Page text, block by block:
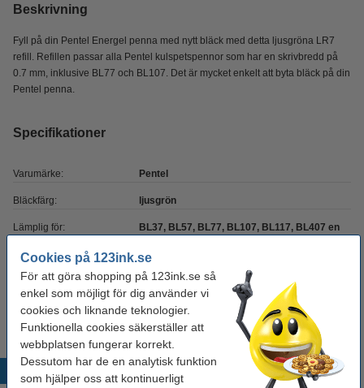
Cookies på 123ink.se
För att göra shopping på 123ink.se så
enkel som möjligt för dig använder vi
cookies och liknande teknologier.
Funktionella cookies säkerställer att
webbplatsen fungerar korrekt.
Dessutom har de en analytisk funktion
som hjälper oss att kontinuerligt
Beskrivning
Fyll på din Pentel Energel penna med nytt bläck med detta ljusgröna LR7
refill. Refillen passar alla Pentel kulspetspennor som har en skrivbredd på
0.7 mm, inklusive BL77 och BL107. Det är mycket enkelt att byta bläck på din
Pentel penna.
Specifikationer
Varumärke: Pentel
Bläckfärg: ljusgrön
Lämplig för:
BL37, BL57, BL77, BL107, BL117, BL407 en
Antal: 1 st
Vårt artikelnr: 210126
Populära produkter